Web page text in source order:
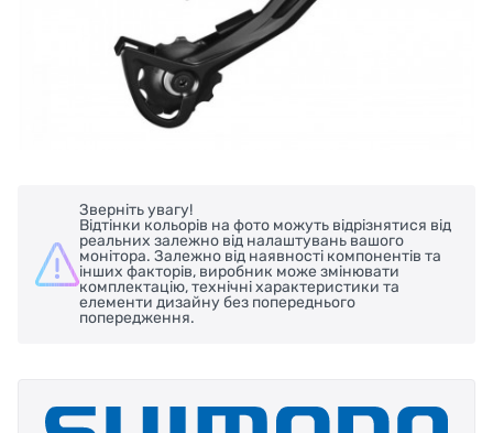
Зверніть увагу!
Відтінки кольорів на фото можуть відрізнятися від
реальних залежно від налаштувань вашого
монітора. Залежно від наявності компонентів та
інших факторів, виробник може змінювати
комплектацію, технічні характеристики та
елементи дизайну без попереднього
попередження.